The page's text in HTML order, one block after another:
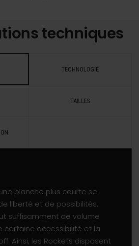
techniques
TECHNOLOGIE
TAILLES
planche plus courte se
liberté et de possibilités.
suffisamment de volume
certaine accessibilité et la
Ainsi, les Rockets disposent